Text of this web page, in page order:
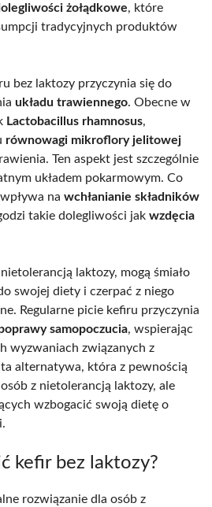
żołądkowe, które
tradycyjnych produktów
bez laktozy przyczynia się do
układu trawiennego. Obecne w
Lactobacillus rhamnosus,
równowagi mikroflory jelitowej
Ten aspekt jest szczególnie
układem pokarmowym. Co
na wchłanianie składników
takie dolegliwości jak wzdęcia
laktozy, mogą śmiało
swojej diety i czerpać z niego
Regularne picie kefiru przyczynia
samopoczucia, wspierając
wyzwaniach związanych z
alternatywa, która z pewnością
z nietolerancją laktozy, ale
wzbogacić swoją dietę o
kefir bez laktozy?
rozwiązanie dla osób z